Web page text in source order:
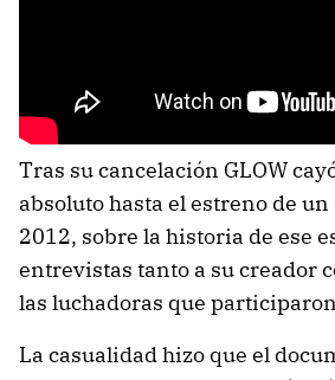
Tras su cancelación GLOW
absoluto hasta el estreno de
2012, sobre la historia de ese
entrevistas tanto a su creador
las luchadoras que
La casualidad hizo que el